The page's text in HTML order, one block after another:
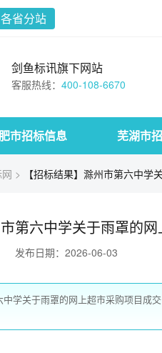
各省分站
剑鱼标讯旗下网站
客服热线： 400-108-6670
市招标信息 芜湖市
> 【招标结果】滁州市第六中
市第六中学关于雨罩的
发布日期：2026-06-03
中学关于雨罩的网上超市采购项目成